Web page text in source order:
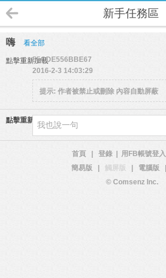
新手任務區
嗨 看全部
點擊重新加載55CDE556BBE67
2016-2-3 14:03:29
提示: 作者被禁止或刪除 內容自動屏蔽
點擊重新加載
首頁 登錄 用FB帳號登入
簡易版
觸屏版 電腦版
© Comsenz Inc.